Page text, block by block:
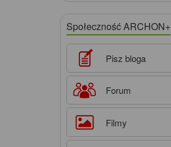
Społeczność ARCHON+
Pisz bloga
Forum
Filmy